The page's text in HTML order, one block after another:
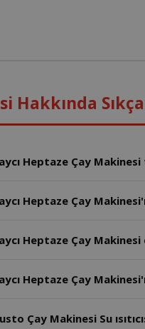
Hakkında
Heptaze Çay
Heptaze Çay
Heptaze Çay
Heptaze Çay
Çay Makinesi Su